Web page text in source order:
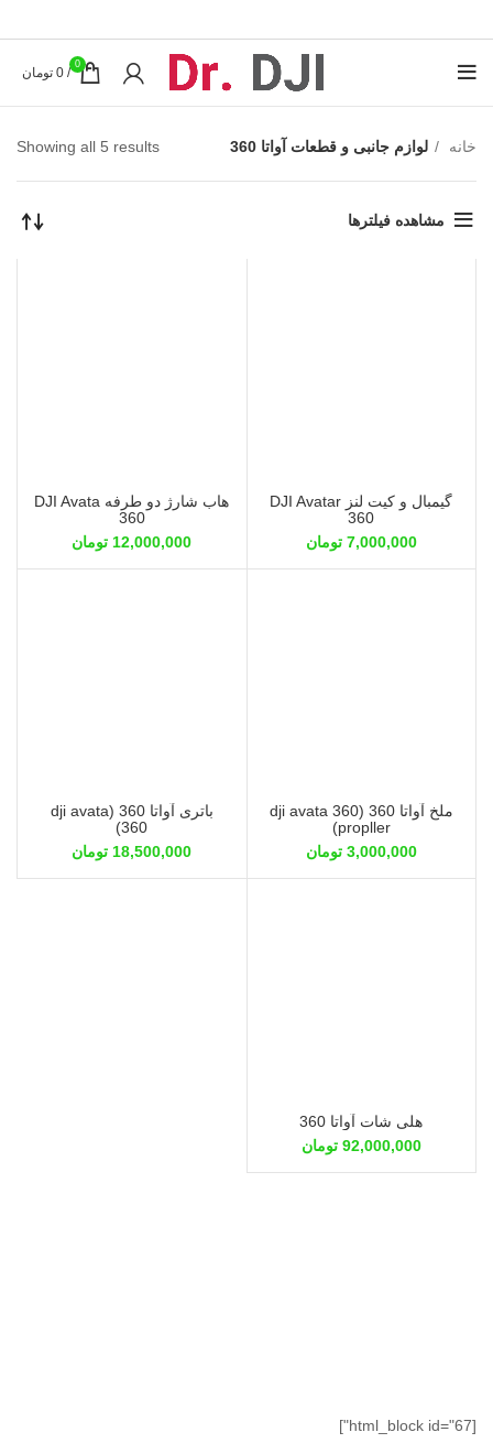
0
/
0 تومان
خانه لوازم جانبی و قطعات آواتا 360 Showing all 5 results
مشاهده فیلترها
گیمبال و کیت لنز DJI Avatar
360
7,000,000 تومان
هاب شارژ دو طرفه DJI Avata
360
12,000,000 تومان
ملخ آواتا 360 (dji avata 360
propller)
3,000,000 تومان
باتری آواتا 360 (dji avata
360)
18,500,000 تومان
هلی شات آواتا 360
92,000,000 تومان
[html_block id="67"]